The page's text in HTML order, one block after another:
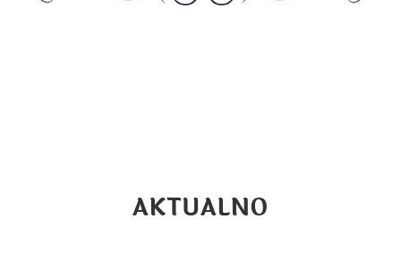
AKTUALNO